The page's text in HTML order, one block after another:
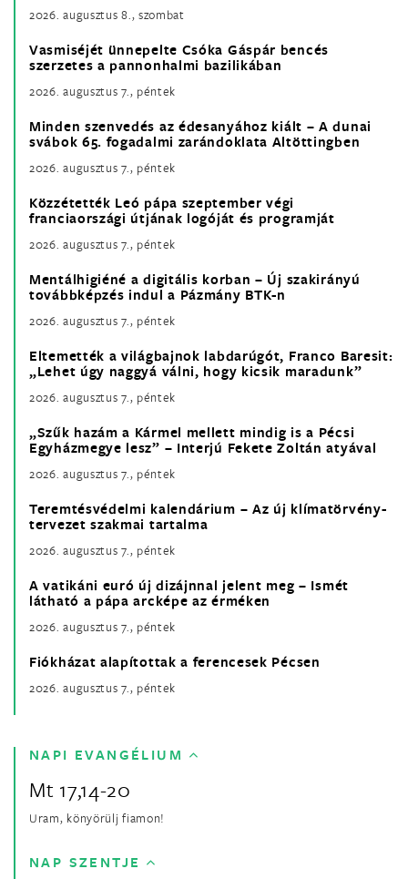
2026. augusztus 8., szombat
Vasmiséjét ünnepelte Csóka Gáspár bencés
szerzetes a pannonhalmi bazilikában
2026. augusztus 7., péntek
Minden szenvedés az édesanyához kiált – A dunai
svábok 65. fogadalmi zarándoklata Altöttingben
2026. augusztus 7., péntek
Közzétették Leó pápa szeptember végi
franciaországi útjának logóját és programját
2026. augusztus 7., péntek
Mentálhigiéné a digitális korban – Új szakirányú
továbbképzés indul a Pázmány BTK-n
2026. augusztus 7., péntek
Eltemették a világbajnok labdarúgót, Franco Baresit:
„Lehet úgy naggyá válni, hogy kicsik maradunk”
2026. augusztus 7., péntek
„Szűk hazám a Kármel mellett mindig is a Pécsi
Egyházmegye lesz” – Interjú Fekete Zoltán atyával
2026. augusztus 7., péntek
Teremtésvédelmi kalendárium – Az új klímatörvény-
tervezet szakmai tartalma
2026. augusztus 7., péntek
A vatikáni euró új dizájnnal jelent meg – Ismét
látható a pápa arcképe az érméken
2026. augusztus 7., péntek
Fiókházat alapítottak a ferencesek Pécsen
2026. augusztus 7., péntek
NAPI EVANGÉLIUM
Mt 17,14-20
Uram, könyörülj fiamon!
NAP SZENTJE